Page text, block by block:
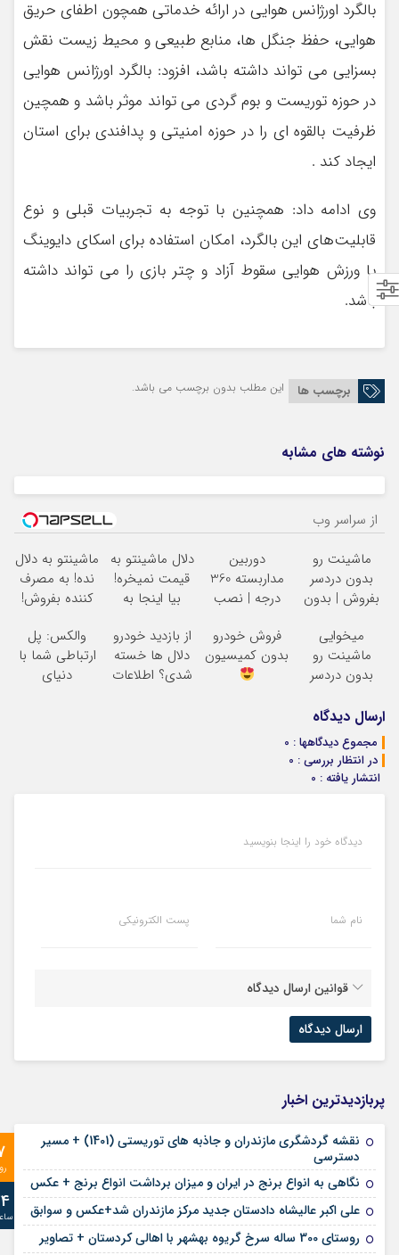
بالگرد اورژانس هوایی در ارائه خدماتی همچون اطفای حریق
هوایی، حفظ جنگل ها، منابع طبیعی و محیط زیست نقش
بسزایی می تواند داشته باشد، افزود: بالگرد اورژانس هوایی
در حوزه توریست و بوم گردی می تواند موثر باشد و همچین
ظرفیت بالقوه ای را در حوزه امنیتی و پدافندی برای استان
ایجاد کند .
وی ادامه داد: همچنین با توجه به تجربیات قبلی و نوع
قابلیت‌های این بالگرد، امکان استفاده برای اسکای دایوینگ
یا ورزش هوایی سقوط آزاد و چتر بازی را می تواند داشته
باشد.
برچسب ها این مطلب بدون برچسب می باشد.
نوشته های مشابه
از سراسر وب
ماشینت رو
بدون دردسر
بفروش | بدون
دوربین
مداربسته 360
درجه | نصب
دلال ماشینتو به
قیمت نمیخره!
بیا اینجا به
بفروش*فقط
خریدار واقعی*
ماشینتو به دلال
نده! به مصرف
کننده بفروش!
یک تماس
میخوایی
ماشینت رو
بدون دردسر
کمیسیون
فروش خودرو
بدون کمیسیون
از بازدید خودرو
دلال ها خسته
شدی؟ اطلاعات
والکس: پل
ارتباطی شما با
دنیای
ارسال دیدگاه
مجموع دیدگاهها : 0
در انتظار بررسی : 0
انتشار یافته : 0
دیدگاه خود را اینجا بنویسید
نام شما پست الکترونیکی
قوانین ارسال دیدگاه
پربازدیدترین اخبار
نقشه گردشگری مازندران و جاذبه های توریستی (1401) + مسیر
دسترسی
نگاهی به انواع برنج در ایران و میزان برداشت انواع برنج + عکس
علی‌ اکبر عالیشاه دادستان جدید مرکز مازندران شد+عکس و سوابق
روستای 300 ساله سرخ ‌گریوه بهشهر با اهالی کردستان + تصاویر